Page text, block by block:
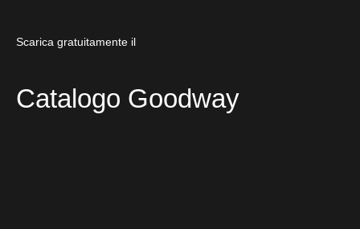
Scarica gratuitamente il
Catalogo Goodway